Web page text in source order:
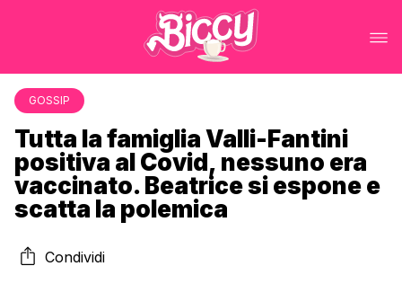
GOSSIP
Tutta la famiglia Valli-Fantini
positiva al Covid, nessuno era
vaccinato. Beatrice si espone e
scatta la polemica
Condividi